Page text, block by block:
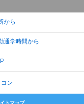
から
通学時間から
ン
トマップ